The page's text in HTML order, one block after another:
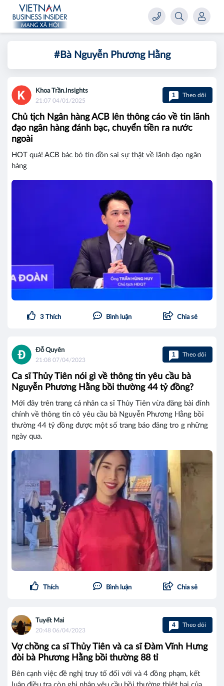
#Bà Nguyễn Phương Hằng
Khoa Trần.Insights
21:07 04/01/2025
1 Theo dõi
Chủ tịch Ngân hàng ACB lên thông cáo về tin lãnh
đạo ngân hàng đánh bạc, chuyển tiền ra nước
ngoài
HOT quá! ACB bác bỏ tin đồn sai sự thật về lãnh đạo ngân
hàng
3 Thích Bình luận Chia sẻ
Đỗ Quyên
21:08 07/04/2023
1 Theo dõi
Ca sĩ Thủy Tiên nói gì về thông tin yêu cầu bà
Nguyễn Phương Hằng bồi thường 44 tỷ đồng?
Mới đây trên trang cá nhân ca sĩ Thủy Tiên vừa đăng bài đính
chính về thông tin cô yêu cầu bà Nguyễn Phương Hằng bồi
thường 44 tỷ đồng được một số trang báo đăng tro g những
ngày qua.
Thích Bình luận Chia sẻ
Tuyết Mai
20:48 06/04/2023
4 Theo dõi
Vợ chồng ca sĩ Thủy Tiên và ca sĩ Đàm Vĩnh Hưng
đòi bà Phương Hằng bồi thường 88 tỉ
Bên cạnh việc đề nghị truy tố đối với và 4 đồng phạm, kết